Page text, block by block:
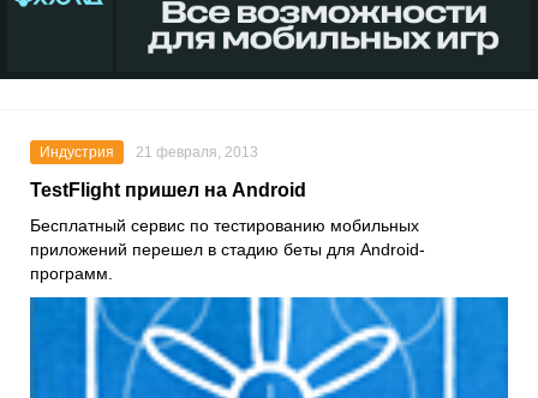
Индустрия 21 февраля, 2013
TestFlight пришел на Android
Бесплатный сервис по тестированию мобильных
приложений перешел в стадию беты для Android-
программ.